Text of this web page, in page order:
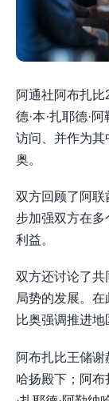
阿通社阿布扎
德·本·扎耶德·
访问、并作为其
奥。
双方回顾了阿联
步加强双方在
利益。
双方还讨论了
局势的发展。
比奥强调推进地
阿布扎比王储谢
哈扬殿下；阿布